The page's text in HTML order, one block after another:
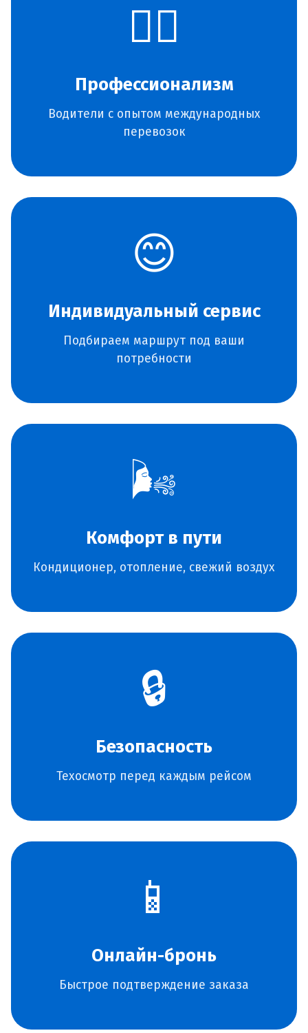
👨‍✈️
Профессионализм
Водители с опытом международных
перевозок
😊
Индивидуальный сервис
Подбираем маршрут под ваши
потребности
🌬️
Комфорт в пути
Кондиционер, отопление, свежий воздух
🔒
Безопасность
Техосмотр перед каждым рейсом
📱
Онлайн-бронь
Быстрое подтверждение заказа